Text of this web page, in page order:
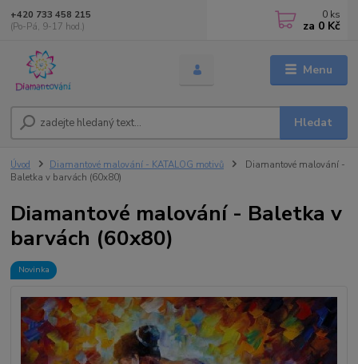
Menu
Hledat
+420 733 458 215
(Po-Pá, 9-17 hod.)
0 ks
za 0 Kč
Úvod Diamantové malování - KATALOG motivů
Diamantové malování -
Baletka v barvách (60x80)
Diamantové malování - Baletka v
barvách (60x80)
Novinka